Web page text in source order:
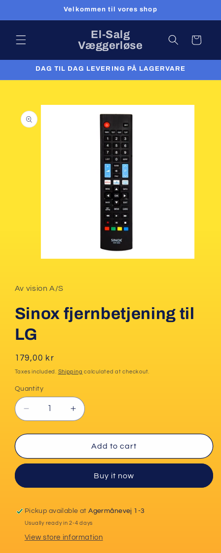
Velkommen til vores shop
El-Salg
Væggerløse
Cart
DAG TIL DAG LEVERING PÅ LAGERVARE
product
information
in
modal
Av vision A/S
Sinox fjernbetjening til
LG
Regular
price
179,00 kr
Taxes included. Shipping calculated at checkout.
Quantity
Decrease
quantity
for
fjernbetjening
Increase
quantity
for
Sinox
fjernbetjening
Add to cart
Buy it now
Pickup available atAgermånevej 1-3
Usually ready in 2-4 days
View store information